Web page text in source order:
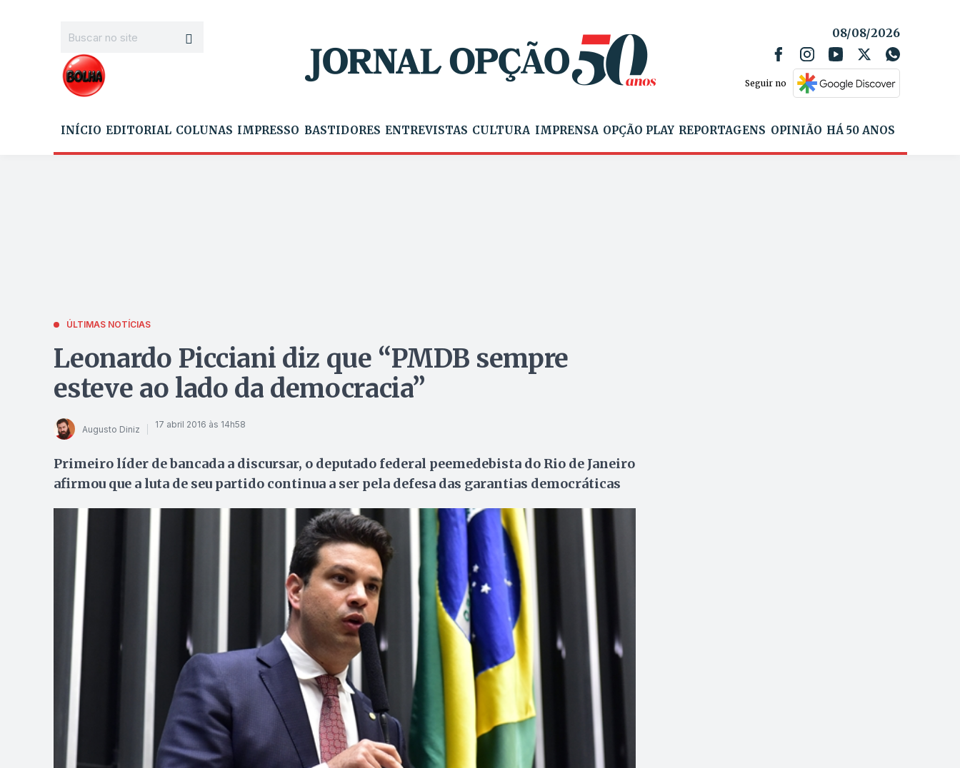
08/08/2026
Seguir no
INÍCIO EDITORIAL COLUNAS IMPRESSO BASTIDORES ENTREVISTAS CULTURA IMPRENSA OPÇÃO PLAY REPORTAGENS OPINIÃO HÁ 50 ANOS
ÚLTIMAS NOTÍCIAS
Leonardo Picciani diz que “PMDB sempre
esteve ao lado da democracia”
Augusto Diniz 17 abril 2016 às 14h58
Primeiro líder de bancada a discursar, o deputado federal peemedebista do Rio de Janeiro
afirmou que a luta de seu partido continua a ser pela defesa das garantias democráticas